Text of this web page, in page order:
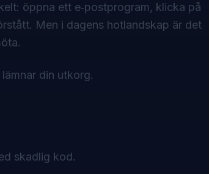
öppna ett e‑postprogram, klicka på
Men i dagens hotlandskap är det
din utkorg.
skadlig kod.